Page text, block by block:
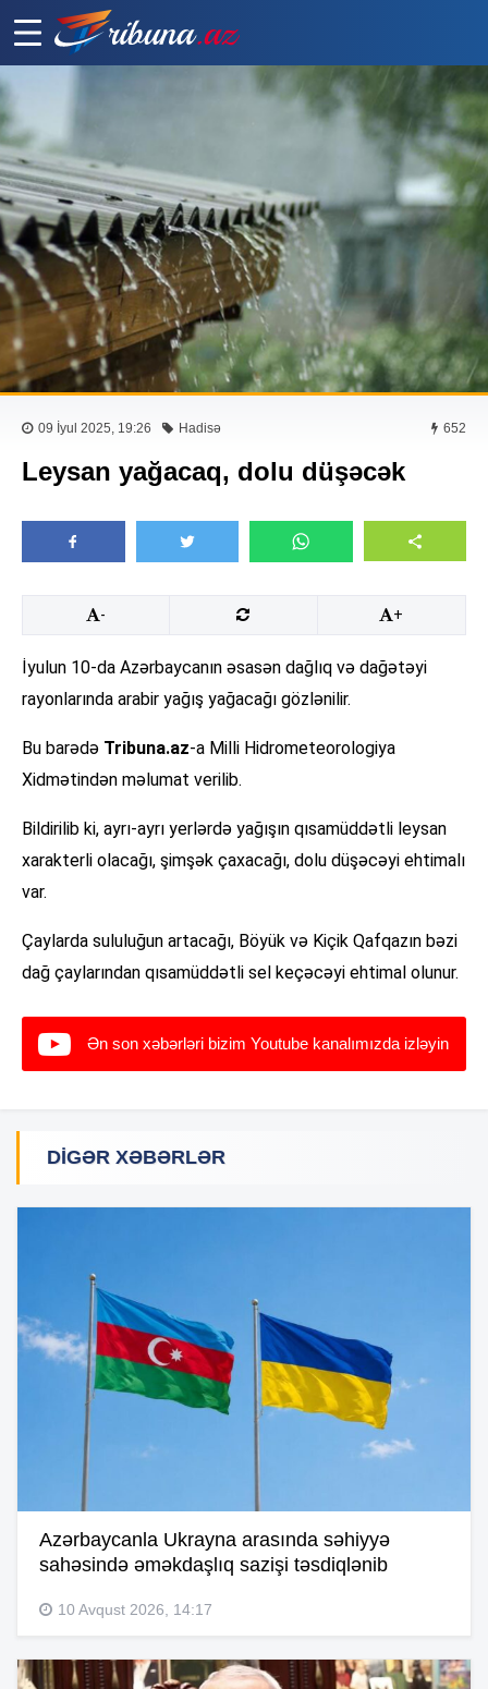
09 İyul 2025, 19:26 Hadisə 652
Leysan yağacaq, dolu düşəcək
- +
İyulun 10-da Azərbaycanın əsasən dağlıq və dağətəyi
rayonlarında arabir yağış yağacağı gözlənilir.
Bu barədə Tribuna.az-a Milli Hidrometeorologiya
Xidmətindən məlumat verilib.
Bildirilib ki, ayrı-ayrı yerlərdə yağışın qısamüddətli leysan
xarakterli olacağı, şimşək çaxacağı, dolu düşəcəyi ehtimalı
var.
Çaylarda sululuğun artacağı, Böyük və Kiçik Qafqazın bəzi
dağ çaylarından qısamüddətli sel keçəcəyi ehtimal olunur.
Ən son xəbərləri bizim Youtube kanalımızda izləyin
DIGƏR XƏBƏRLƏR
Azərbaycanla Ukrayna arasında səhiyyə
sahəsində əməkdaşlıq sazişi təsdiqlənib
10 Avqust 2026, 14:17